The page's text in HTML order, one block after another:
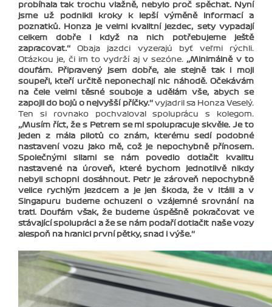
probíhala tak trochu vlažně, nebylo proč spěchat. Nyní
jsme už podnikli kroky k lepší výměně informací a
poznatků. Honza je velmi kvalitní jezdec, sety vypadají
celkem dobře i když na nich potřebujeme ještě
zapracovat.‘‘Obaja jazdci vyzerajú byť veľmi rýchli.
Otázkou je, či im to vydrží aj v sezóne. ‚‚Minimálně v to
doufám. Připravený jsem dobře, ale stejně tak i moji
soupeři, kteří určitě neponechají nic náhodě. Očekávám
na čele velmi těsné souboje a udělám vše, abych se
zapojil do bojů o nejvyšší příčky.‘‘vyjadril sa Honza Veselý.
Ten si rovnako pochvaloval spoluprácu s kolegom.
‚‚Musím říct, že s Petrem se mi spolupracuje skvěle. Je to
jeden z mála pilotů co znám, kterému sedí podobné
nastavení vozu jako mě, což je nepochybně přínosem.
Společnými silami se nám povedlo dotlačit kvalitu
nastavené na úroveň, které bychom jednotlivě nikdy
nebyli schopni dosáhnout. Petr je zároveň nepochybně
velice rychlým jezdcem a je jen škoda, že v Itálii a v
Singapuru budeme ochuzeni o vzájemné srovnání na
trati. Doufám však, že budeme úspěšně pokračovat ve
stávající spolupráci a že se nám podaří dotlačit naše vozy
alespoň na hranici první pětky, snad i výše.‘‘